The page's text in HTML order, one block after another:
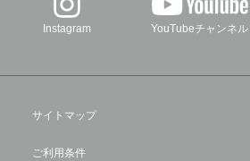
Instagram YouTubeチャンネル
サイトマップ
ご利用条件